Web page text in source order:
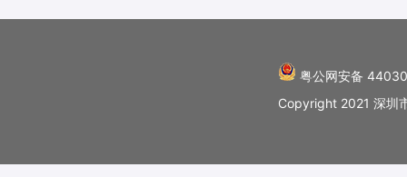
粤公网安备
Copyright 2021 深圳